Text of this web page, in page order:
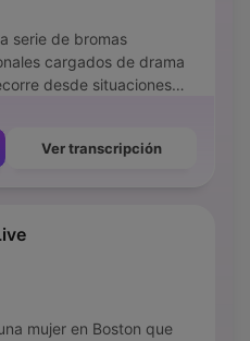
serie de bromas
cargados de drama
desde situaciones
con un perro en un
de transmisión
profunda vulnerabilidad
de infidelidad,
en una reflexión sobre
de la familia.
Ver transcripción
mujer en Boston que